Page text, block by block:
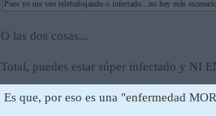
Pues yo me veo teletrabajando o infectado...no hay más
O las dos cosas...
Total, puedes estar súper infectado y NI
Es que, por eso es una "enfermedad